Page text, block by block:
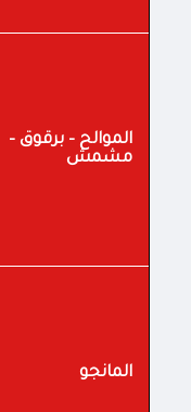
الموالح – برقوق –
مشمش
المانجو